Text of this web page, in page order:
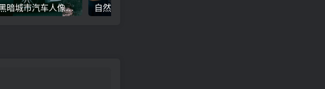
高级电影感黑暗城市汽车人像Lr调色，附手机滤镜PS+Lightroom预设下载！